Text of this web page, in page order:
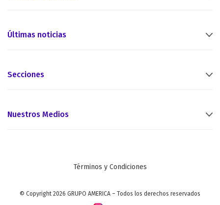
Últimas noticias
Secciones
Nuestros Medios
Términos y Condiciones
© Copyright 2026 GRUPO AMERICA – Todos los derechos reservados